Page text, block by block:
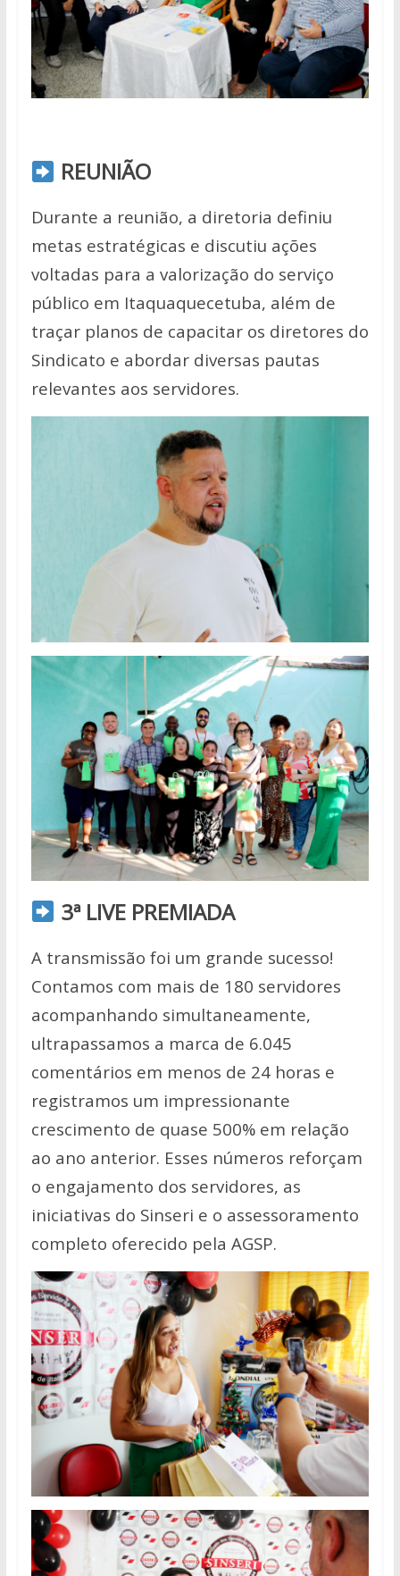
REUNIÃO
Durante a reunião, a diretoria definiu
metas estratégicas e discutiu ações
voltadas para a valorização do serviço
público em Itaquaquecetuba, além de
traçar planos de capacitar os diretores do
Sindicato e abordar diversas pautas
relevantes aos servidores.
3ª LIVE PREMIADA
A transmissão foi um grande sucesso!
Contamos com mais de 180 servidores
acompanhando simultaneamente,
ultrapassamos a marca de 6.045
comentários em menos de 24 horas e
registramos um impressionante
crescimento de quase 500% em relação
ao ano anterior. Esses números reforçam
o engajamento dos servidores, as
iniciativas do Sinseri e o assessoramento
completo oferecido pela AGSP.